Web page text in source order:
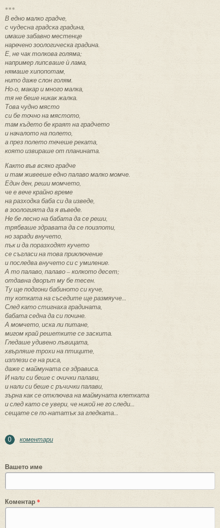
***
В едно малко градче,
с чудесна градска градина,
имаше забавно местенце
наречено зоологическа градина.
Е, не чак толкова голяма;
например липсваше ѝ лама,
нямаше хипопотам,
нито даже слон голям.
Но-о, макар и много малка,
тя не беше никак жалка.
Това чудно място
си бе точно на мястото,
там където бе краят на градчето
и началото на полето,
а през полето течеше реката,
която извираше от планината.
Както във всяко градче
и там живееше едно палаво малко момче.
Един ден, реши момчето,
че е вече крайно време
на разходка баба си да изведе,
в зоологията да я въведе.
Не бе лесно на бабата да се реши,
трябваше здравата да се поизпоти,
но заради внучето,
пък и да поразходят кучето
се съгласи на това приключение
и последва внучето си с умиление.
А то палаво, палаво – колкото десет;
отдавна дворът му бе тесен.
Ту ще подгони бабиното си куче,
ту котката на съседите ще размяуче...
След като стигнаха градината,
бабата седна да си почине.
А момчето, иска ли питане,
мигом край решетките се заскита.
Гледаше удивено лъвицата,
хвърляше трохи на птиците,
изплези се на риса,
даже с маймуната се здрависа.
И нали си беше с очички палави,
и нали си беше с ръчички палави,
зърна как се отключва на маймуната клетката
и след като се увери, че никой не го следи...
сещате се по-нататък за гледката...
0 коментари
Вашето име
Коментар*